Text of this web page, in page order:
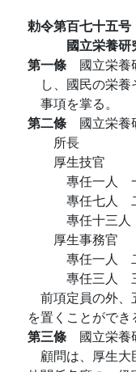
勅令第百七十五号
國立栄養研
第一條 國立栄養
し、國民の栄
事項を掌る。
第二條 國立栄養
所長
厚生技官
專任一人
專任七人
專任十三
厚生事務官
專任一人
專任三人
前項定員の外
を置くことができ
第三條 國立栄養
顧問は、厚生